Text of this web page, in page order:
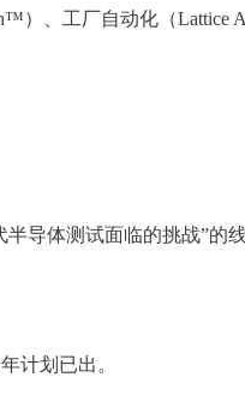
）、工厂自动化（
导体测试面临的挑战”
计划已出。